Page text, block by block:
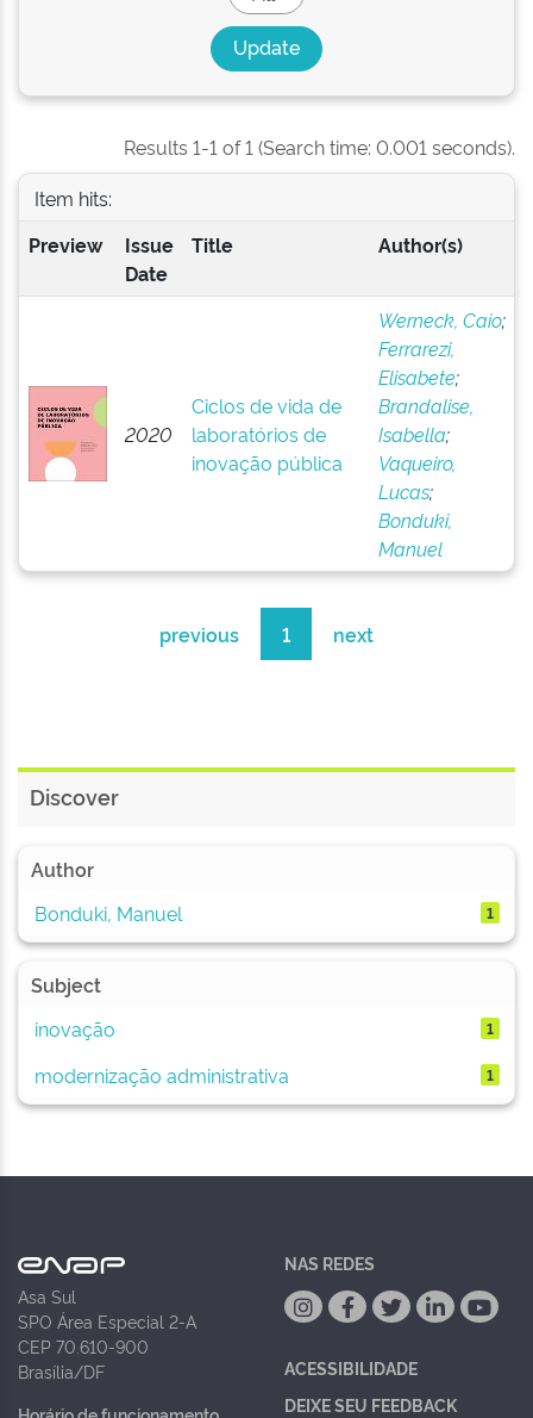
Results 1-1 of 1 (Search time: 0.001 seconds).
Item hits:
Preview
Issue
Date
Title Author(s)
2020
Ciclos de vida de
laboratórios de
inovação pública
Werneck, Caio;
Ferrarezi,
Elisabete;
Brandalise,
Isabella;
Vaqueiro,
Lucas;
Bonduki,
Manuel
previous 1 next
Discover
Author
Bonduki, Manuel
1
Subject
inovação
1
modernização administrativa 1
Asa Sul
SPO Área Especial 2-A
CEP 70.610-900
Brasília/DF
NAS REDES
ACESSIBILIDADE
DEIXE SEU FEEDBACK